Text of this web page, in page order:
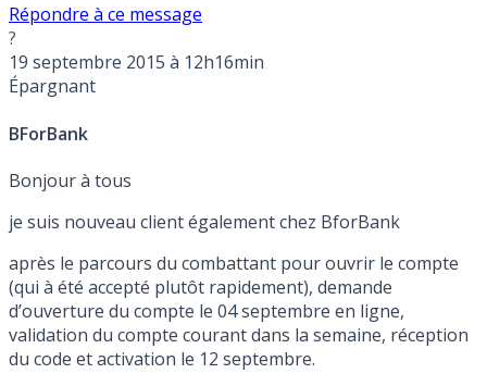
Répondre à ce message
?
19 septembre 2015 à 12h16min
Épargnant
BForBank
Bonjour à tous
je suis nouveau client également chez BforBank
après le parcours du combattant pour ouvrir le compte
(qui à été accepté plutôt rapidement), demande
d’ouverture du compte le 04 septembre en ligne,
validation du compte courant dans la semaine, réception
du code et activation le 12 septembre.